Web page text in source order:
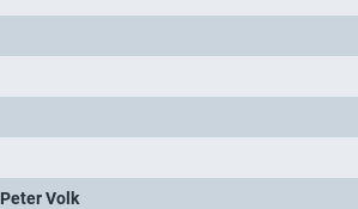
Peter Volk